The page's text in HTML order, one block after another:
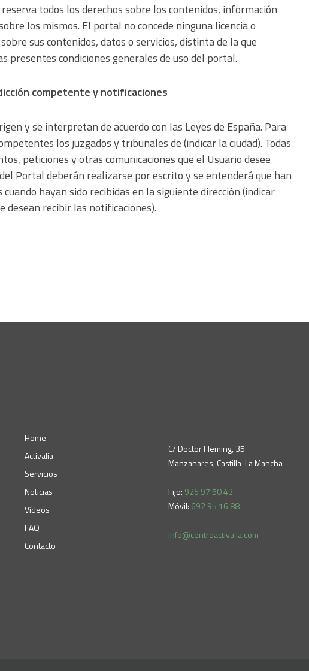
todos los derechos sobre los contenidos, información
los mismos. El portal no concede ninguna licencia o
sus contenidos, datos o servicios, distinta de la que
presentes condiciones generales de uso del portal.
competente y notificaciones
y se interpretan de acuerdo con las Leyes de España. Para
los juzgados y tribunales de (indicar la ciudad). Todas
peticiones y otras comunicaciones que el Usuario desee
Portal deberán realizarse por escrito y se entenderá que han
hayan sido recibidas en la siguiente dirección (indicar
desean recibir las notificaciones).
Home
Activalia
Servicios
Noticias
Vídeos
FAQ
Contacto
C/ Doctor Fleming, 35
Manzanares, Castilla-La Mancha
Fijo: 926 97 50 43
Móvil: 692 95 16 88
info@centroactivalia.com